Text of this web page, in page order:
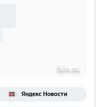
fsin.su